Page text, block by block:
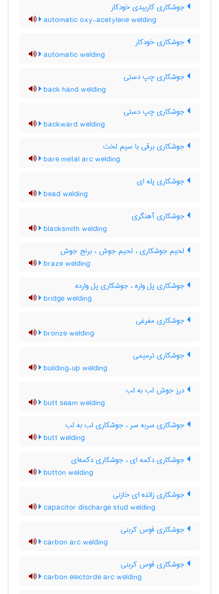
جوشکاری کاربیدی خودکار
automatic oxy-acetylene welding
جوشکاری خودکار
automatic welding
جوشکاری چپ دستی
back hand welding
جوشکاری چپ دستی
backward welding
جوشکاری برقی با سیم لخت
bare metal arc welding
جوشکاری پله ای
bead welding
جوشکاری آهنگری
blacksmith welding
لحیم جوشکاری ، لحیم جوش ، برنج جوش
braze welding
جوشکاری پل واره ، جوشکاری پل وارده
bridge welding
جوشکاری مفرغی
bronze welding
جوشکاری ترمیمی
building-up welding
درز جوش لب به لب
butt seam welding
جوشکاری سربه سر ، جوشکاری لب به لب
butt welding
جوشکاری دکمه ای ، جوشکاری دکمه‌ای
button welding
جوشکاری زائده ای خازنی
capacitor discharge stud welding
جوشکاری قوس کربنی
carbon arc welding
جوشکاری قوس کربنی
carbon electorde arc welding